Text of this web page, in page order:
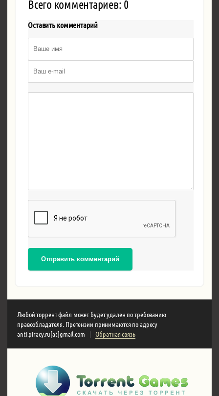
Всего комментариев: 0
Оставить комментарий
Отправить комментарий
Любой торрент файл может будет удален по требованию
правообладателя. Претензии принимаются по адресу
anti.piracy.ru[at]gmail.com
| Обратная связь